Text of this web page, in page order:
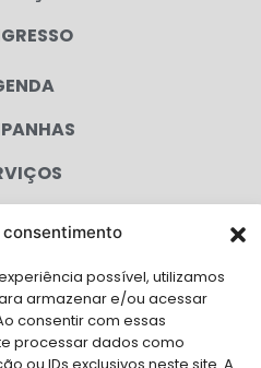
possível, utilizamos
armazenar e/ou acessar
consentir com essas
processar dados como
da AMB para o seu evento